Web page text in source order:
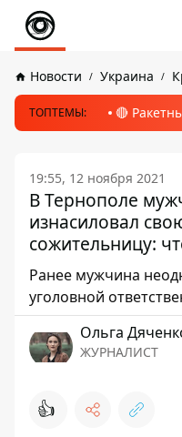
Новости Украина
ТОПТЕМЫ: 🔴
19:55, 12 ноября 2021
В Тернополе
изнасиловал
сожительницу:
Ранее мужчина
уголовной
Ольга
ЖУРНАЛИСТ
👍